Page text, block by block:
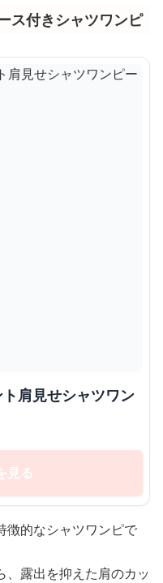
ス付きシャツワンピ
肩見せシャツワン
見る
徴的なシャツワンピで
、露出を抑えた肩のカッ